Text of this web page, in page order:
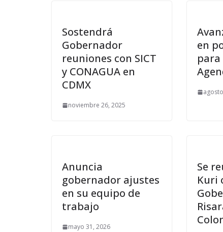
Sostendrá
Gobernador
reuniones con SICT
y CONAGUA en
CDMX
noviembre 26, 2025
en
Anuncia
gobernador ajustes
en su equipo de
trabajo
mayo 31, 2026
Se
Kuri